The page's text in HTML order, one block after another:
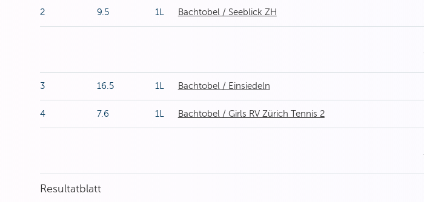
2 9.5 1L Bachtobel / Seeblick ZH
3 16.5 1L Bachtobel / Einsiedeln
4 7.6 1L Bachtobel / Girls RV Zürich Tennis 2
Resultatblatt